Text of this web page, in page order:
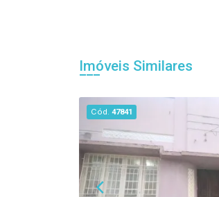
Imóveis Similares
Cód. 47841